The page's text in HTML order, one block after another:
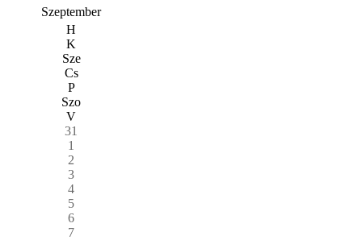
Szeptember
H
K
Sze
Cs
P
Szo
V
31
1
2
3
4
5
6
7